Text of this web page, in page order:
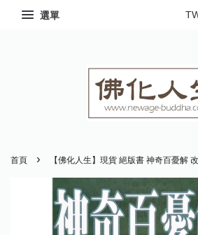
選單
首頁 › 【佛化人生】現貨 絕版書 神奇百憂解